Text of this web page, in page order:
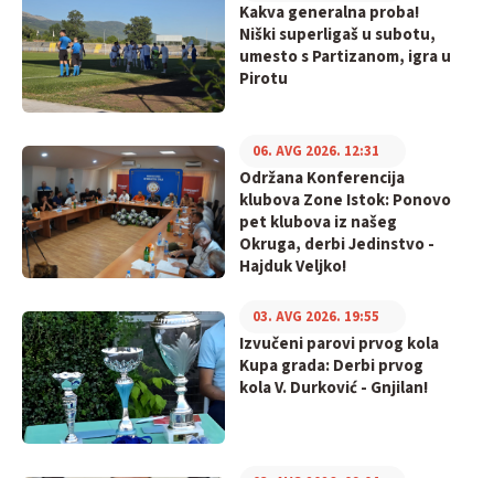
Kakva generalna proba!
Niški superligaš u subotu,
umesto s Partizanom, igra u
Pirotu
Održana Konferencija
klubova Zone Istok: Ponovo
pet klubova iz našeg
Okruga, derbi Jedinstvo -
Hajduk Veljko!
06. AVG 2026. 12:31
Izvučeni parovi prvog kola
Kupa grada: Derbi prvog
kola V. Durković - Gnjilan!
03. AVG 2026. 19:55